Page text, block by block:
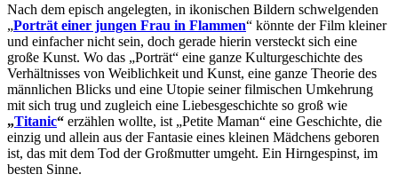
Nach dem episch angelegten, in ikonischen Bildern schwelgenden
„Porträt einer jungen Frau in Flammen“ könnte der Film kleiner
und einfacher nicht sein, doch gerade hierin versteckt sich eine
große Kunst. Wo das „Porträt“ eine ganze Kulturgeschichte des
Verhältnisses von Weiblichkeit und Kunst, eine ganze Theorie des
männlichen Blicks und eine Utopie seiner filmischen Umkehrung
mit sich trug und zugleich eine Liebesgeschichte so groß wie
„Titanic“ erzählen wollte, ist „Petite Maman“ eine Geschichte, die
einzig und allein aus der Fantasie eines kleinen Mädchens geboren
ist, das mit dem Tod der Großmutter umgeht. Ein Hirngespinst, im
besten Sinne.